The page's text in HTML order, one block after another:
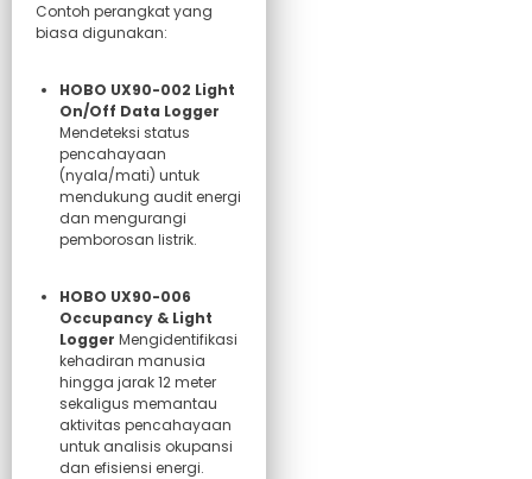
Contoh perangkat yang
biasa digunakan:
HOBO UX90-002 Light
On/Off Data Logger
Mendeteksi status
pencahayaan
(nyala/mati) untuk
mendukung audit energi
dan mengurangi
pemborosan listrik.
HOBO UX90-006
Occupancy & Light
Logger Mengidentifikasi
kehadiran manusia
hingga jarak 12 meter
sekaligus memantau
aktivitas pencahayaan
untuk analisis okupansi
dan efisiensi energi.